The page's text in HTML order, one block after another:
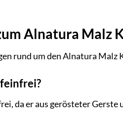
Alnatura Malz
rund um den Alnatura Malz
da er aus gerösteter